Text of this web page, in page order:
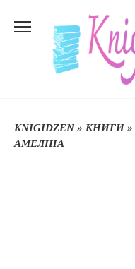
до
KNIGIDZEN» КНИГИ »
АМЕЛІНА